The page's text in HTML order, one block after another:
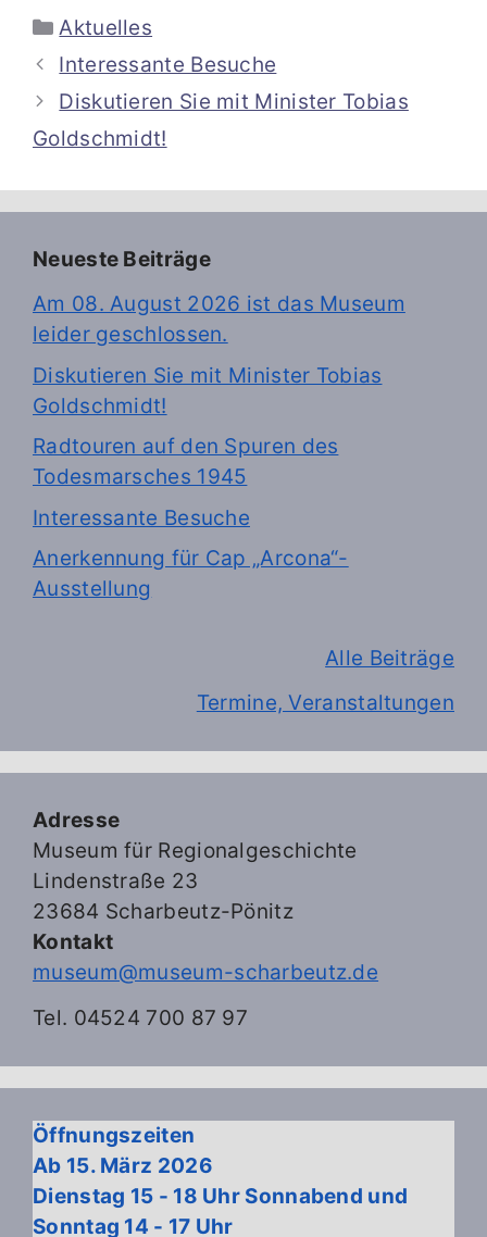
Kategorien
Aktuelles
Interessante Besuche
Diskutieren Sie mit Minister Tobias
Goldschmidt!
Neueste Beiträge
Am 08. August 2026 ist das Museum
leider geschlossen.
Diskutieren Sie mit Minister Tobias
Goldschmidt!
Radtouren auf den Spuren des
Todesmarsches 1945
Interessante Besuche
Anerkennung für Cap „Arcona“-
Ausstellung
Alle Beiträge
Termine, Veranstaltungen
Adresse
Museum für Regionalgeschichte
Lindenstraße 23
23684 Scharbeutz-Pönitz
Kontakt
museum@museum-scharbeutz.de
Tel. 04524 700 87 97
Öffnungszeiten
Ab 15. März 2026
Dienstag 15 - 18 Uhr Sonnabend und
Sonntag 14 - 17 Uhr